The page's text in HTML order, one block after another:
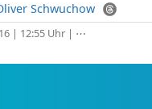
Schwuchow
| 12:55 Uhr| ⋯